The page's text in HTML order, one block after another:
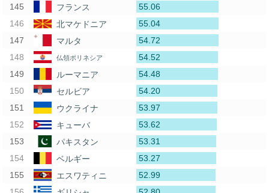
フランス
55.06
北マケドニア
55.04
マルタ
54.72
仏領ポリネシア
54.52
ルーマニア
54.48
セルビア
54.20
ウクライナ
53.97
キューバ
53.62
パキスタン
53.31
ベルギー
53.27
エスワティニ
52.99